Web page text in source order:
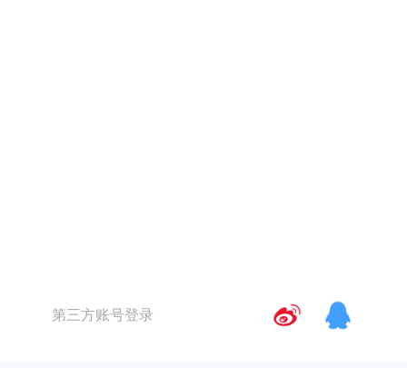
第三方账号登录